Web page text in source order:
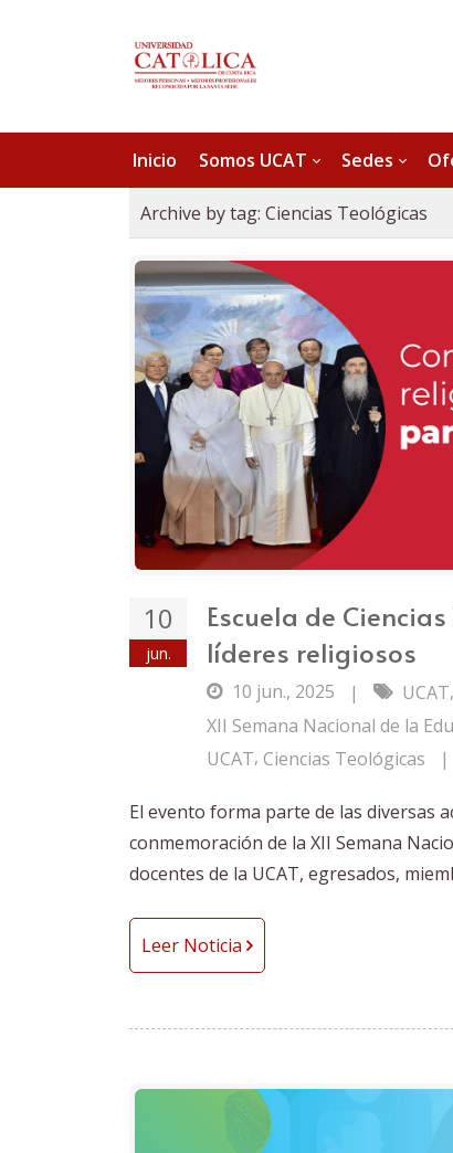
Inicio Somos UCAT Sedes
Archive by tag: Ciencias Teológicas
10
jun.
Escuela de
líderes religiosos
10 jun., 2025 | UCAT,
XII Semana Nacional de la
UCAT, Ciencias Teológicas |
El evento forma parte de las diversas
conmemoración de la XII Semana
docentes de la UCAT, egresados,
Leer Noticia